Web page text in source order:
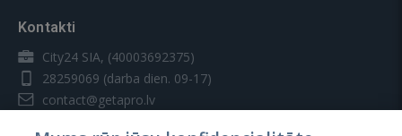
Kontakti
City24 SIA, (40003692375)
28259069 (darba dien. 09-17)
contact@getapro.lv